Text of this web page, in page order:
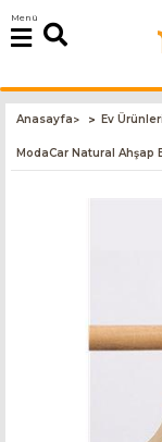
Menü
Anasayfa> Ev Ürünleri
ModaCar Natural Ahşap